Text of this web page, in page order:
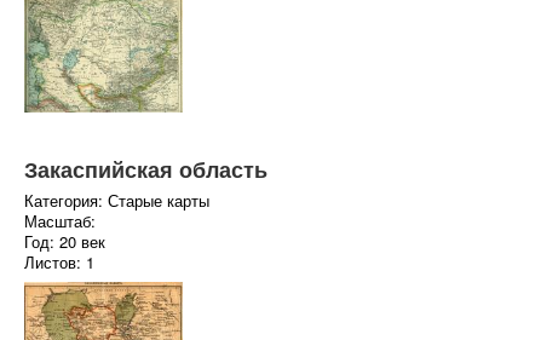
Закаспийская область
Категория: Старые карты
Масштаб:
Год: 20 век
Листов: 1